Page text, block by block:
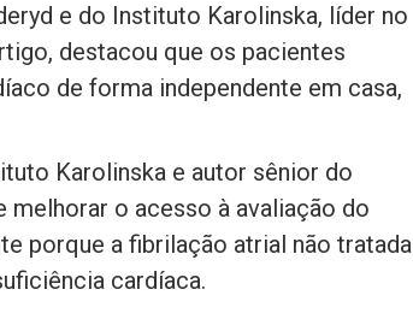
e do Instituto Karolinska, líder no
destacou que os pacientes
de forma independente em casa,
Karolinska e autor sênior do
o acesso à avaliação do
porque a fibrilação atrial não tratada
cardíaca.